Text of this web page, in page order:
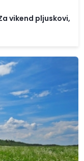
vikend pljuskovi,